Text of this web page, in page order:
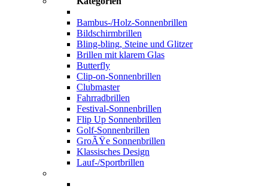
Bambus-/Holz-Sonnenbrillen
Bildschirmbrillen
Bling-bling, Steine und Glitzer
Brillen mit klarem Glas
Butterfly
Clip-on-Sonnenbrillen
Clubmaster
Fahrradbrillen
Festival-Sonnenbrillen
Flip Up Sonnenbrillen
Golf-Sonnenbrillen
GroÃŸe Sonnenbrillen
Klassisches Design
Lauf-/Sportbrillen